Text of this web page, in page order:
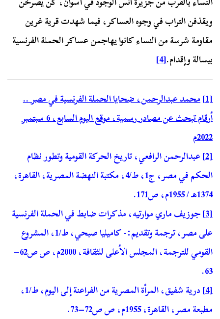
ويقذفن التراب في وجوه العساكر، فيما شهدت قرية غرين
مقاومة شرسة من النساء كانوا يهاجمن عساكر الحملة الفرنسية
ببسالة وإقدام.[4]
[1] محمد عبدالرحمن، ضحايا الحملة الفرنسية في مصر ..
أرقام تبحث عن مصادر رسمية، موقع اليوم السابع، 6 سبتمبر
2022م
[2] عبدالرحمن الرافعي، تاريخ الحركة القومية وتطور نظام
الحكم في مصر، ج1، ط/4، مكتبة النهضة المصرية، القاهرة،
1374هـ / 1955م، ص171.
[3] جوزيف ماري موارتيه، مذكرات ضابط في الحملة الفرنسية
على مصر، ترجمة وتقديم:- كاميليا صبحي، ط/1، المشروع
القومي للترجمة، المجلس الأعلى للثقافة، 2000م، ص ص62–
63.
[4]
درية شفيق، المرأة المصرية من الفراعنة إلى اليوم، ط/1،
مطبعة مصر، القاهرة، 1955م، ص ص72–73.